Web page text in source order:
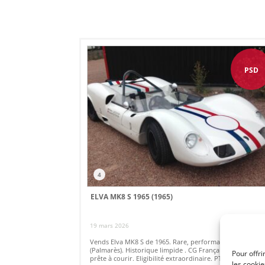
Pour
PSD
4
ELVA MK8 S 1965 (1965)
19 mars 2026
Vends Elva MK8 S de 1965. Rare, performante et fiable
(Palmarès). Historique limpide . CG Française. Réellement
prête à courir. Eligibilité extraordinaire. PTH 2034